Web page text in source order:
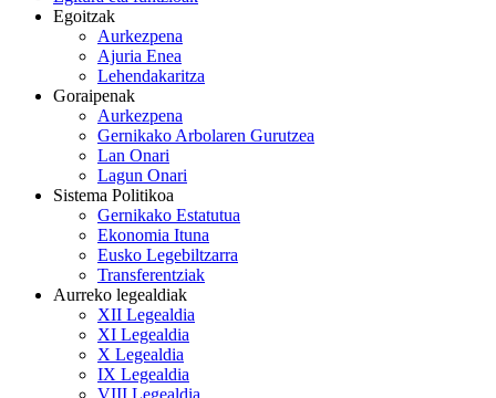
Egoitzak
Aurkezpena
Ajuria Enea
Lehendakaritza
Goraipenak
Aurkezpena
Gernikako Arbolaren Gurutzea
Lan Onari
Lagun Onari
Sistema Politikoa
Gernikako Estatutua
Ekonomia Ituna
Eusko Legebiltzarra
Transferentziak
Aurreko legealdiak
XII Legealdia
XI Legealdia
X Legealdia
IX Legealdia
VIII Legealdia